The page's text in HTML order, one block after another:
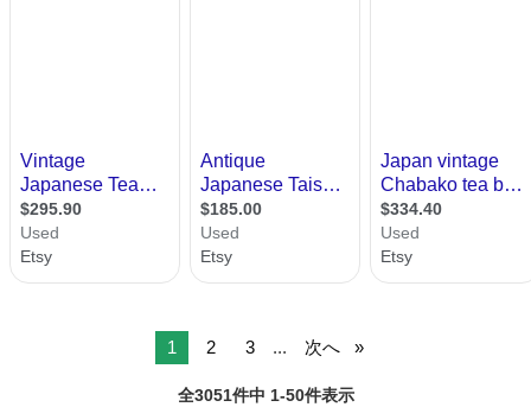
1 2 3 ... 次へ
全3051件中 1-50件表示